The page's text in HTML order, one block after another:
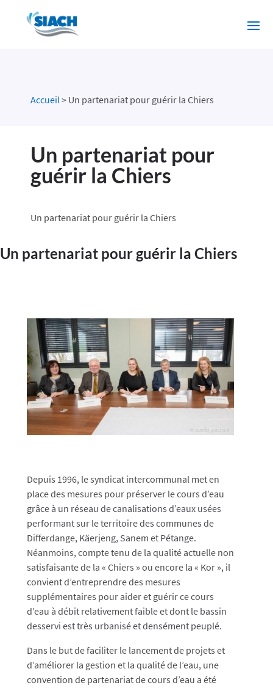
Accueil> Un partenariat pour guérir la Chiers
Un partenariat pour
guérir la Chiers
Un partenariat pour guérir la Chiers
Un partenariat pour guérir la Chiers
Depuis 1996, le syndicat intercommunal met en
place des mesures pour préserver le cours d’eau
grâce à un réseau de canalisations d’eaux usées
performant sur le territoire des communes de
Differdange, Käerjeng, Sanem et Pétange.
Néanmoins, compte tenu de la qualité actuelle non
satisfaisante de la « Chiers » ou encore la « Kor », il
convient d’entreprendre des mesures
supplémentaires pour aider et guérir ce cours
d’eau à débit relativement faible et dont le bassin
desservi est très urbanisé et densément peuplé.
Dans le but de faciliter le lancement de projets et
d’améliorer la gestion et la qualité de l’eau, une
convention de partenariat de cours d’eau a été